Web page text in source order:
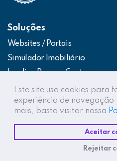
Este site usa cookies para
experiência de
mais, basta visitar nossa
Aceitar
Rejeitar
Soluções
Websites / Portais
Simulador Imobiliário
Landing Pages – Captura
Web App – Portal do Cliente
Intranets / Extranets
Integração Construtor de
Destaques